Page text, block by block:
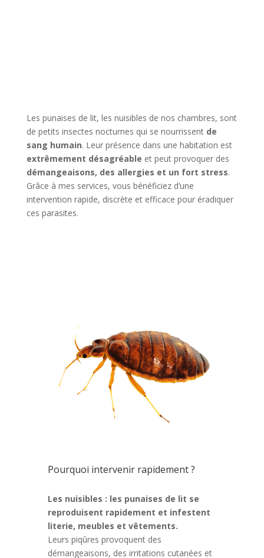
Les punaises de lit, les nuisibles de nos chambres, sont
de petits insectes nocturnes qui se nourrissent de
sang humain. Leur présence dans une habitation est
extrêmement désagréable et peut provoquer des
démangeaisons, des allergies et un fort stress.
Grâce à mes services, vous bénéficiez d’une
intervention rapide, discrète et efficace pour éradiquer
ces parasites.
Pourquoi intervenir rapidement ?
Les nuisibles : les punaises de lit se
reproduisent rapidement et infestent
literie, meubles et vêtements.
Leurs piqûres provoquent des
démangeaisons, des irritations cutanées et